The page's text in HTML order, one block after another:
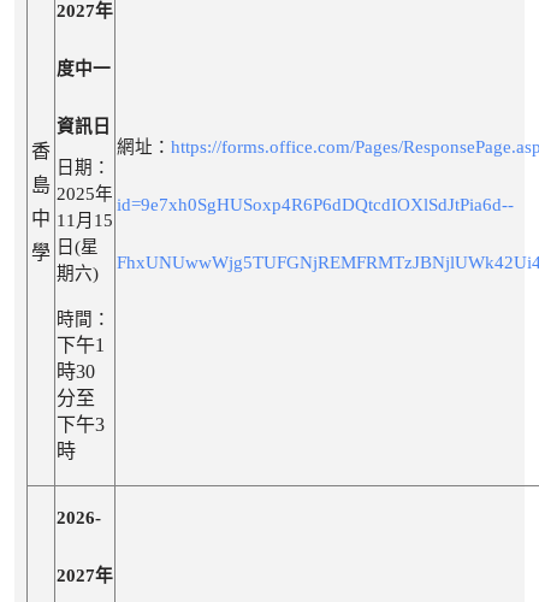
香
島
中
學
2027年
度中一
資訊日
日期：
2025年
11月15
日(星
期六)
時間：
下午1
時30
分至
下午3
時
網址： https://forms.office.com/Pages/
id=9e7xh0SgHUSoxp4R6P6dDQtcdIOXlSdJtPia6d--
2026-
2027年